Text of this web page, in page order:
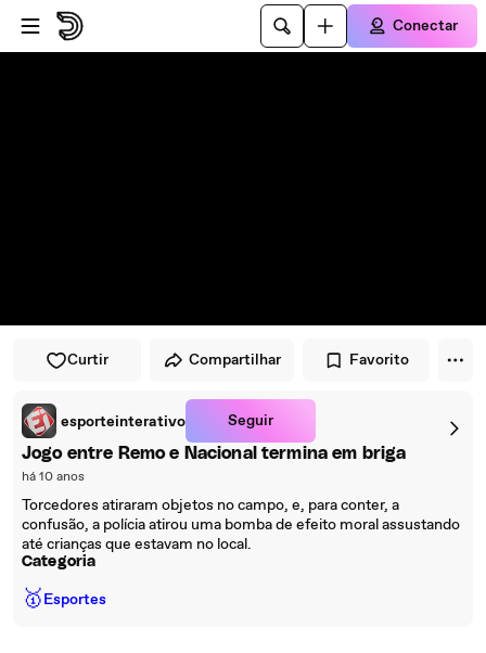
Pular para o player
Ir para o conteúdo principal
Conectar
Curtir Compartilhar Favorito
esporteinterativo Seguir
Jogo entre Remo e Nacional termina em briga
há 10 anos
Torcedores atiraram objetos no campo, e, para conter, a
confusão, a polícia atirou uma bomba de efeito moral assustando
até crianças que estavam no local.
Categoria
🥇Esportes